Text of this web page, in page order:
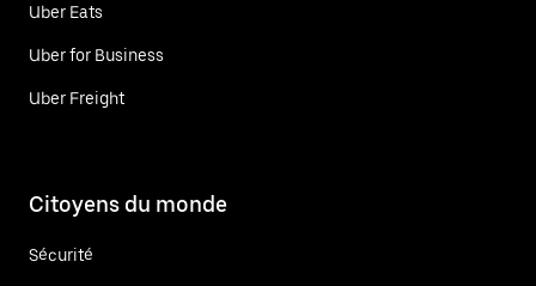
Uber Eats
Uber for Business
Uber Freight
Citoyens du monde
Sécurité